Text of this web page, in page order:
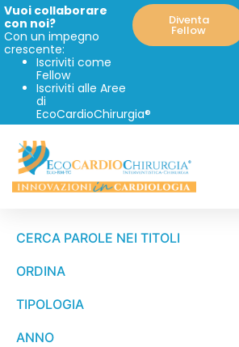
Vuoi collaborare
con noi?
Con un impegno
crescente:
Iscriviti come
Fellow
Iscriviti alle Aree
di
EcoCardioChirurgia®
Diventa
Fellow
CERCA PAROLE NEI TITOLI
ORDINA
TIPOLOGIA
ANNO